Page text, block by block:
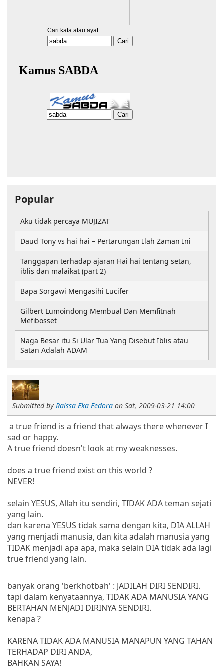
Submitted by Raissa Eka Fedora on Sat, 2009-03-21 14:00
a true friend is a friend that always there whenever I
sad or happy.
A true friend doesn't look at my weaknesses.
does a true friend exist on this world ?
NEVER!
selain YESUS, Allah itu sendiri, TIDAK ADA teman sejati
yang lain.
dan karena YESUS tidak sama dengan kita, DIA ALLAH
yang menjadi manusia, dan kita adalah manusia yang
TIDAK menjadi apa apa, maka selain DIA tidak ada lagi
true friend yang lain.
banyak orang 'berkhotbah' : JADILAH DIRI SENDIRI.
tapi dalam kenyataannya, TIDAK ADA MANUSIA YANG
BERTAHAN MENJADI DIRINYA SENDIRI.
kenapa ?
KARENA TIDAK ADA MANUSIA MANAPUN YANG TAHAN
TERHADAP DIRI ANDA,
BAHKAN SAYA!
Popular
Aku tidak percaya MUJIZAT
Daud Tony vs hai hai – Pertarungan Ilah Zaman Ini
Tanggapan terhadap ajaran Hai hai tentang setan,
iblis dan malaikat (part 2)
Bapa Sorgawi Mengasihi Lucifer
Gilbert Lumoindong Membual Dan Memfitnah
Mefibosset
Naga Besar itu Si Ular Tua Yang Disebut Iblis atau
Satan Adalah ADAM